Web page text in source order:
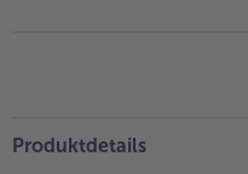
- 5 € beim
Produktdetails